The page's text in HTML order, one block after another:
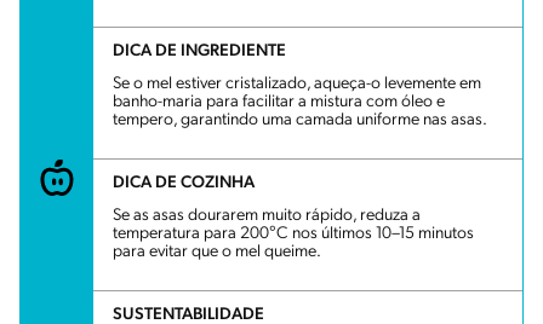
DICA DE INGREDIENTE
Se o mel estiver cristalizado, aqueça-o levemente em
banho-maria para facilitar a mistura com óleo e
tempero, garantindo uma camada uniforme nas asas.
DICA DE COZINHA
Se as asas dourarem muito rápido, reduza a
temperatura para 200°C nos últimos 10–15 minutos
para evitar que o mel queime.
SUSTENTABILIDADE